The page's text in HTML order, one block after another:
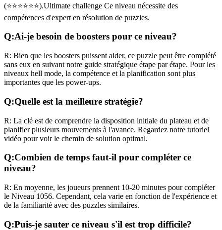
(⭐⭐⭐⭐⭐⭐).Ultimate challenge Ce niveau nécessite des
compétences d'expert en résolution de puzzles.
Q:Ai-je besoin de boosters pour ce niveau?
R: Bien que les boosters puissent aider, ce puzzle peut être complété
sans eux en suivant notre guide stratégique étape par étape. Pour les
niveaux hell mode, la compétence et la planification sont plus
importantes que les power-ups.
Q:Quelle est la meilleure stratégie?
R: La clé est de comprendre la disposition initiale du plateau et de
planifier plusieurs mouvements à l'avance. Regardez notre tutoriel
vidéo pour voir le chemin de solution optimal.
Q:Combien de temps faut-il pour compléter ce
niveau?
R: En moyenne, les joueurs prennent 10-20 minutes pour compléter
le Niveau 1056. Cependant, cela varie en fonction de l'expérience et
de la familiarité avec des puzzles similaires.
Q:Puis-je sauter ce niveau s'il est trop difficile?